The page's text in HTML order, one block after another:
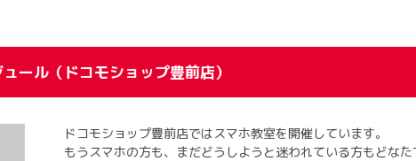
ール（ドコモショップ豊前店）
ドコモショップ豊前店ではスマホ教室を開催しています。
もうスマホの方も、まだどうしようと迷われている方もどなた